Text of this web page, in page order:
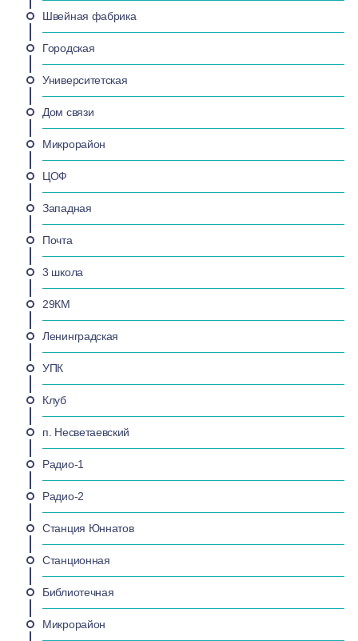
Швейная фабрика
Городская
Университетская
Дом связи
Микрорайон
ЦОФ
Западная
Почта
3 школа
29КМ
Ленинградская
УПК
Клуб
п. Несветаевский
Радио-1
Радио-2
Станция Юннатов
Станционная
Библиотечная
Микрорайон